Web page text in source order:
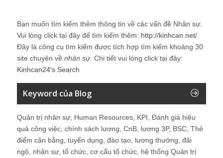
Bạn muốn tìm kiếm thêm thông tin về các vấn đề Nhân sự
Vui lòng click tại đây để tìm kiếm thêm: http://kinhcan.net/
Đây là công cụ tìm kiếm được tích hợp tìm kiếm khoảng 30
site chuyên về nhân sự. Chi tiết vui lòng click tại đây:
Kinhcan24′s Search
Keyword của Blog
Quản trị nhân sự, Human Resources, KPI, Đánh giá hiệu
quả công việc, chính sách lương, CnB, lương 3P, BSC, Thẻ
điểm cân bằng, tuyển dụng, đào tạo, lương thưởng, đãi
ngộ, nhân sự, tổ chức, cơ cấu tổ chức, hệ thống Quản trị